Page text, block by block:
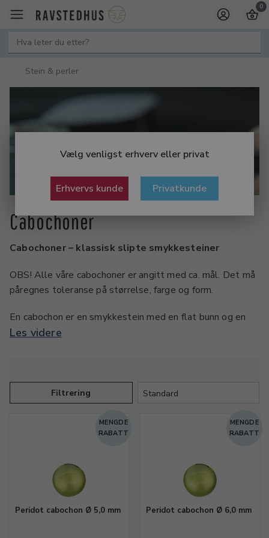
Vælg venligst erhverv eller privat
Erhvervs kunde Privatkunde
0
Stein & perler
Cabochoner
Cabochoner – klassisk slipte smykkesteiner
OBS! Alle våre cabochoner er angitt med ca. mål. Det må
påregnes toleranse på størrelse, farge og form.
En cabochon er en smykkestein med en flat bunn og en
hvelvet / avrundet overdel. Selve grunnformen er oftest
utallige kurs i steinsliping, der vi også har lært kursister å
slipe cabochoner.
I denne kategorien finner du et bredt utvalg av
finner blant annet edelstein som peridot, malakitt,
aventurin, sitrin, agat, ametyst, rosakvarts, amazonitt,
lapis lazuli, sodalitt, tyrkis, granat, månestein eller onyx.
Les videre
Filtrering
MENGDE
RABATT
Peridot cabochon Ø 5,0 mm
MENGDE
RABATT
Peridot cabochon Ø 6,0 mm